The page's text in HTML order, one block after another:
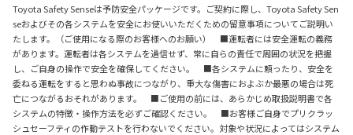
Toyota Safety Senseは予防安全パッケージです。ご契約に際し、Toyota Safety Sen
seおよびその各システムを安全にお使いいただくための留意事項についてご説明い
たします。（ご使用になる際のお客様へのお願い） ■運転者には安全運転の義務
があります。運転者は各システムを過信せず、常に自らの責任で周囲の状況を把握
し、ご自身の操作で安全を確保してください。 ■各システムに頼ったり、安全を
委ねる運転をすると思わぬ事故につながり、重大な傷害におよぶか最悪の場合は死
亡につながるおそれがあります。 ■ご使用の前には、あらかじめ取扱説明書で各
システムの特徴・操作方法を必ずご確認ください。 ■お客様ご自身でプリクラッ
シュセーフティの作動テストを行わないでください。対象や状況によってはシステム